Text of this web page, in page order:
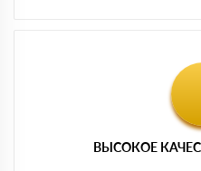
ВЫСОКОЕ